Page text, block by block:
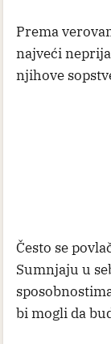
Prema
najveći
njihove
Često se
Sumnjaju u
bi mogli da